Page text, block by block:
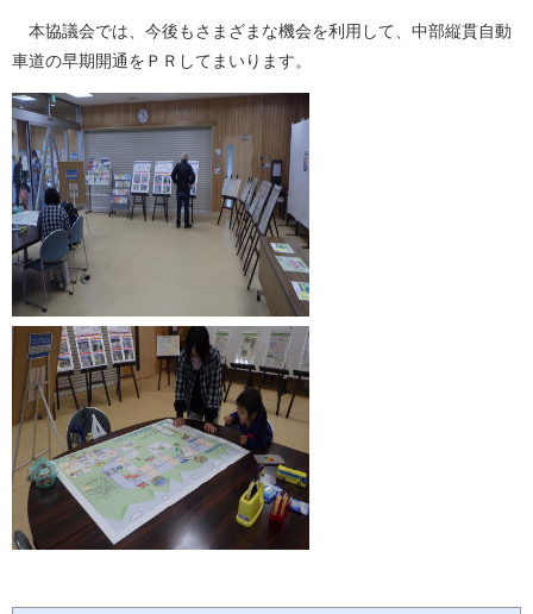
本協議会では、今後もさまざまな機会を利用して、中部縦貫自動
車道の早期開通をＰＲしてまいります。